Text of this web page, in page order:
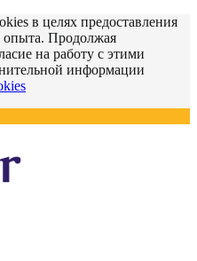
в целях предоставления
опыта. Продолжая
на работу с этими
информации